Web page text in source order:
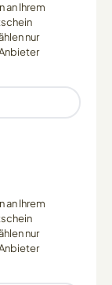
an Ihrem
nur
an Ihrem
nur